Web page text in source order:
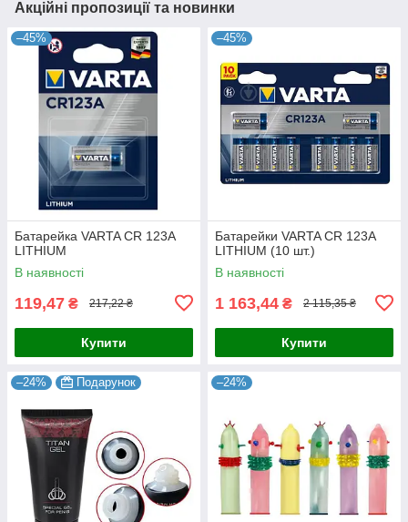
Акційні пропозиції та новинки
–45%
Батарейка VARTA CR 123A
LITHIUM
В наявності
119,47 ₴ 217,22 ₴
Купити
–45%
Батарейки VARTA CR 123A
LITHIUM (10 шт.)
В наявності
1 163,44 ₴ 2 115,35 ₴
Купити
–24% Подарунок –24%